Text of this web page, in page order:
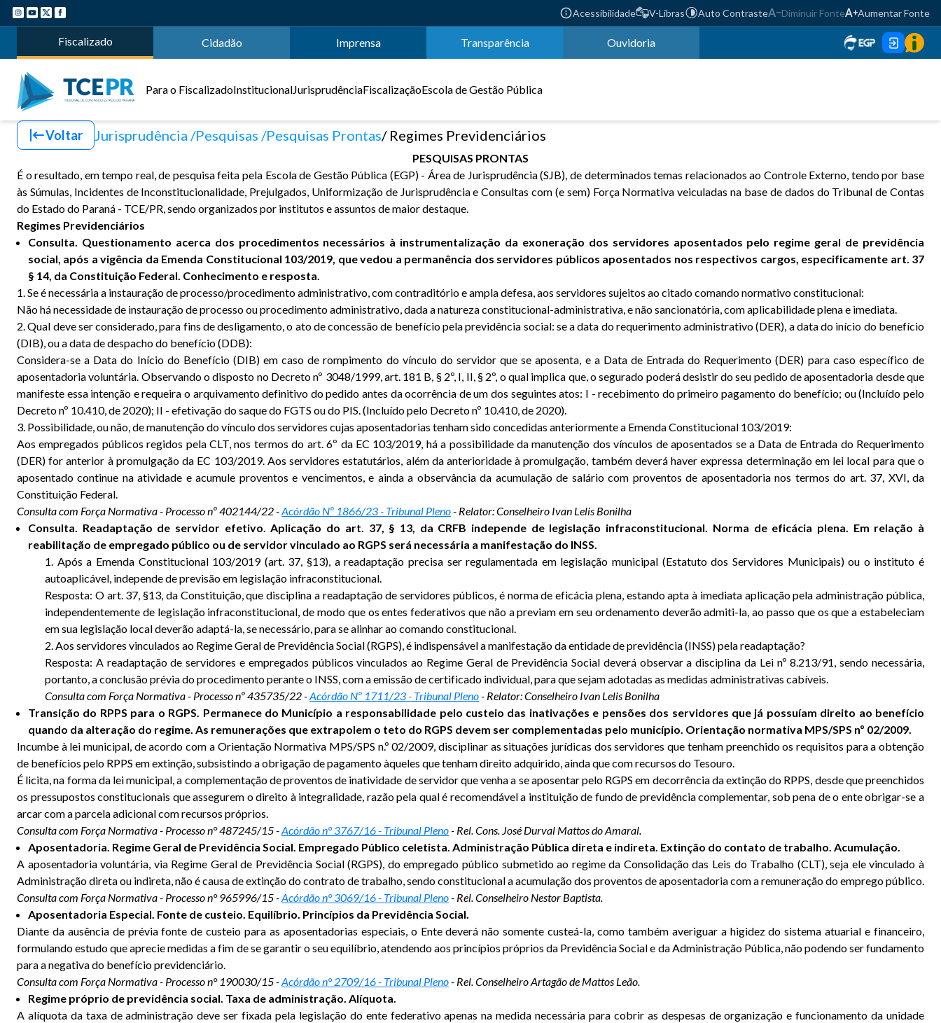
Acessibilidade V-Libras Auto Contraste Diminuir Fonte Aumentar Fonte
Fiscalizado Cidadão Imprensa Transparência Ouvidoria
Para o FiscalizadoInstitucionalJurisprudênciaFiscalizaçãoEscola de Gestão Pública
Voltar Jurisprudência Pesquisas Pesquisas Prontas Regimes Previdenciários
PESQUISAS PRONTAS
É o resultado, em tempo real, de pesquisa feita pela Escola de Gestão Pública (EGP) - Área de Jurisprudência (SJB), de determinados temas relacionados ao Controle Externo, tendo por base
às Súmulas, Incidentes de Inconstitucionalidade, Prejulgados, Uniformização de Jurisprudência e Consultas com (e sem) Força Normativa veiculadas na base de dados do Tribunal de Contas
do Estado do Paraná - TCE/PR, sendo organizados por institutos e assuntos de maior destaque.
Regimes Previdenciários
Consulta. Questionamento acerca dos procedimentos necessários à instrumentalização da exoneração dos servidores aposentados pelo regime geral de previdência
social, após a vigência da Emenda Constitucional 103/2019, que vedou a permanência dos servidores públicos aposentados nos respectivos cargos, especificamente art. 37
§ 14, da Constituição Federal. Conhecimento e resposta.
1. Se é necessária a instauração de processo/procedimento administrativo, com contraditório e ampla defesa, aos servidores sujeitos ao citado comando normativo constitucional:
Não há necessidade de instauração de processo ou procedimento administrativo, dada a natureza constitucional-administrativa, e não sancionatória, com aplicabilidade plena e imediata.
2. Qual deve ser considerado, para fins de desligamento, o ato de concessão de benefício pela previdência social: se a data do requerimento administrativo (DER), a data do início do benefício
(DIB), ou a data de despacho do benefício (DDB):
Considera-se a Data do Início do Benefício (DIB) em caso de rompimento do vínculo do servidor que se aposenta, e a Data de Entrada do Requerimento (DER) para caso específico de
aposentadoria voluntária. Observando o disposto no Decreto nº 3048/1999, art. 181 B, § 2º, I, II, § 2º, o qual implica que, o segurado poderá desistir do seu pedido de aposentadoria desde que
manifeste essa intenção e requeira o arquivamento definitivo do pedido antes da ocorrência de um dos seguintes atos: I - recebimento do primeiro pagamento do benefício; ou (Incluído pelo
Decreto nº 10.410, de 2020); II - efetivação do saque do FGTS ou do PIS. (Incluído pelo Decreto nº 10.410, de 2020).
3. Possibilidade, ou não, de manutenção do vínculo dos servidores cujas aposentadorias tenham sido concedidas anteriormente a Emenda Constitucional 103/2019:
Aos empregados públicos regidos pela CLT, nos termos do art. 6º da EC 103/2019, há a possibilidade da manutenção dos vínculos de aposentados se a Data de Entrada do Requerimento
(DER) for anterior à promulgação da EC 103/2019. Aos servidores estatutários, além da anterioridade à promulgação, também deverá haver expressa determinação em lei local para que o
aposentado continue na atividade e acumule proventos e vencimentos, e ainda a observância da acumulação de salário com proventos de aposentadoria nos termos do art. 37, XVI, da
Constituição Federal.
Consulta com Força Normativa - Processo nº 402144/22 -Acórdão Nº 1866/23 - Tribunal Pleno- Relator: Conselheiro Ivan Lelis Bonilha
Consulta. Readaptação de servidor efetivo. Aplicação do art. 37, § 13, da CRFB independe de legislação infraconstitucional. Norma de eficácia plena. Em relação à
reabilitação de empregado público ou de servidor vinculado ao RGPS será necessária a manifestação do INSS.
1. Após a Emenda Constitucional 103/2019 (art. 37, §13), a readaptação precisa ser regulamentada em legislação municipal (Estatuto dos Servidores Municipais) ou o instituto é
autoaplicável, independe de previsão em legislação infraconstitucional.
Resposta: O art. 37, §13, da Constituição, que disciplina a readaptação de servidores públicos, é norma de eficácia plena, estando apta à imediata aplicação pela administração pública,
independentemente de legislação infraconstitucional, de modo que os entes federativos que não a previam em seu ordenamento deverão admiti-la, ao passo que os que a estabeleciam
em sua legislação local deverão adaptá-la, se necessário, para se alinhar ao comando constitucional.
2. Aos servidores vinculados ao Regime Geral de Previdência Social (RGPS), é indispensável a manifestação da entidade de previdência (INSS) pela readaptação?
Resposta: A readaptação de servidores e empregados públicos vinculados ao Regime Geral de Previdência Social deverá observar a disciplina da Lei nº 8.213/91, sendo necessária,
portanto, a conclusão prévia do procedimento perante o INSS, com a emissão de certificado individual, para que sejam adotadas as medidas administrativas cabíveis.
Consulta com Força Normativa - Processo nº 435735/22 -Acórdão Nº 1711/23 - Tribunal Pleno- Relator: Conselheiro Ivan Lelis Bonilha
Transição do RPPS para o RGPS. Permanece do Município a responsabilidade pelo custeio das inativações e pensões dos servidores que já possuíam direito ao benefício
quando da alteração do regime. As remunerações que extrapolem o teto do RGPS devem ser complementadas pelo município. Orientação normativa MPS/SPS nº 02/2009.
Incumbe à lei municipal, de acordo com a Orientação Normativa MPS/SPS n.º 02/2009, disciplinar as situações jurídicas dos servidores que tenham preenchido os requisitos para a obtenção
de benefícios pelo RPPS em extinção, subsistindo a obrigação de pagamento àqueles que tenham direito adquirido, ainda que com recursos do Tesouro.
É licita, na forma da lei municipal, a complementação de proventos de inatividade de servidor que venha a se aposentar pelo RGPS em decorrência da extinção do RPPS, desde que preenchidos
os pressupostos constitucionais que assegurem o direito à integralidade, razão pela qual é recomendável a instituição de fundo de previdência complementar, sob pena de o ente obrigar-se a
arcar com a parcela adicional com recursos próprios.
Consulta com Força Normativa - Processo n° 487245/15 -Acórdão n° 3767/16 - Tribunal Pleno- Rel. Cons. José Durval Mattos do Amaral.
Aposentadoria. Regime Geral de Previdência Social. Empregado Público celetista. Administração Pública direta e indireta. Extinção do contato de trabalho. Acumulação.
A aposentadoria voluntária, via Regime Geral de Previdência Social (RGPS), do empregado público submetido ao regime da Consolidação das Leis do Trabalho (CLT), seja ele vinculado à
Administração direta ou indireta, não é causa de extinção do contrato de trabalho, sendo constitucional a acumulação dos proventos de aposentadoria com a remuneração do emprego público.
Consulta com Força Normativa - Processo n° 965996/15 -Acórdão n° 3069/16 - Tribunal Pleno- Rel. Conselheiro Nestor Baptista.
Aposentadoria Especial. Fonte de custeio. Equilíbrio. Princípios da Previdência Social.
Diante da ausência de prévia fonte de custeio para as aposentadorias especiais, o Ente deverá não somente custeá-la, como também averiguar a higidez do sistema atuarial e financeiro,
formulando estudo que aprecie medidas a fim de se garantir o seu equilíbrio, atendendo aos princípios próprios da Previdência Social e da Administração Pública, não podendo ser fundamento
para a negativa do benefício previdenciário.
Consulta com Força Normativa - Processo n° 190030/15 -Acórdão n° 2709/16 - Tribunal Pleno- Rel. Conselheiro Artagão de Mattos Leão.
Regime próprio de previdência social. Taxa de administração. Alíquota.
A alíquota da taxa de administração deve ser fixada pela legislação do ente federativo apenas na medida necessária para cobrir as despesas de organização e funcionamento da unidade